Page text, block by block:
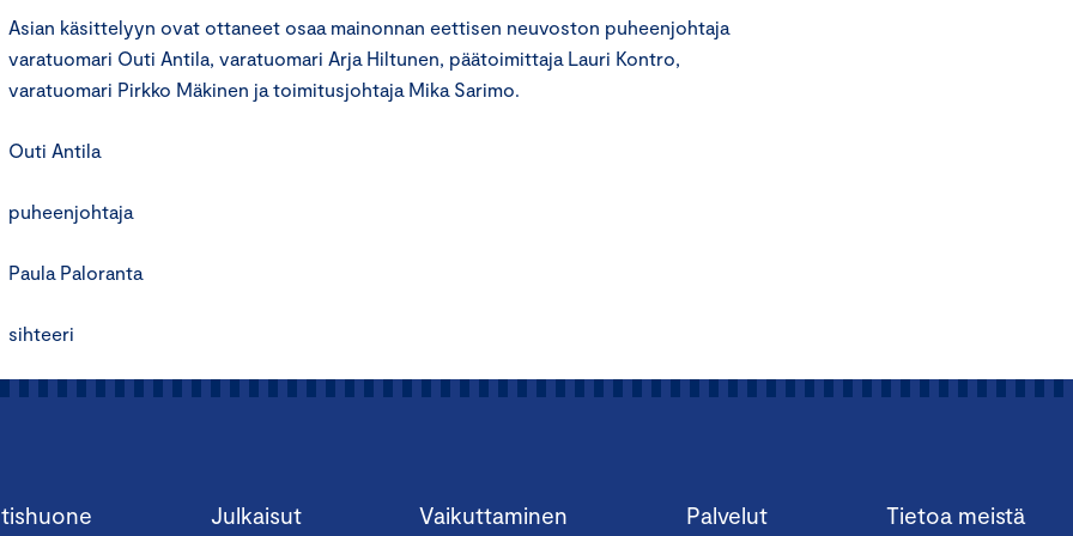
Asian käsittelyyn ovat ottaneet osaa mainonnan eettisen neuvoston puheenjohtaja
varatuomari Outi Antila, varatuomari Arja Hiltunen, päätoimittaja Lauri Kontro,
varatuomari Pirkko Mäkinen ja toimitusjohtaja Mika Sarimo.
Outi Antila
puheenjohtaja
Paula Paloranta
sihteeri
Julkaisut Vaikuttaminen Palvelut Tietoa meistä